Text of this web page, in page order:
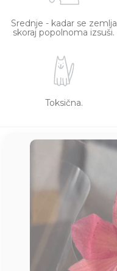
Srednje - kadar se zemlja
skoraj popolnoma izsuši.
Toksična.